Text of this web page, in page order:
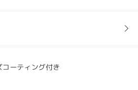
＞＜
ある場合は、以下からお問い合わせく
質問する
ーティング付き